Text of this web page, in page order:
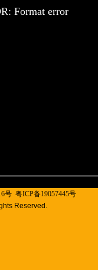
号 粤ICP备19057445号
Reserved.